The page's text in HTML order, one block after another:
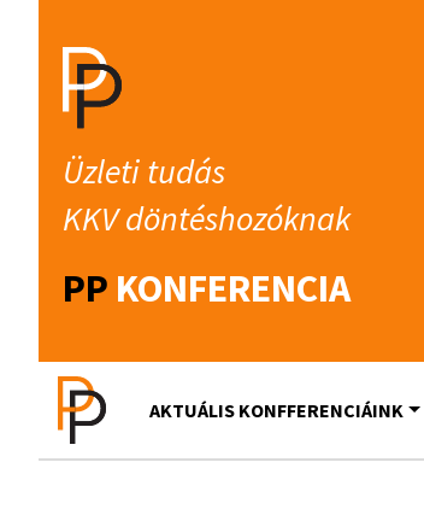
AKTUÁLIS KONFFERENCIÁINK
Üzleti tudás
KKV döntéshozóknak
PP KONFERENCIA